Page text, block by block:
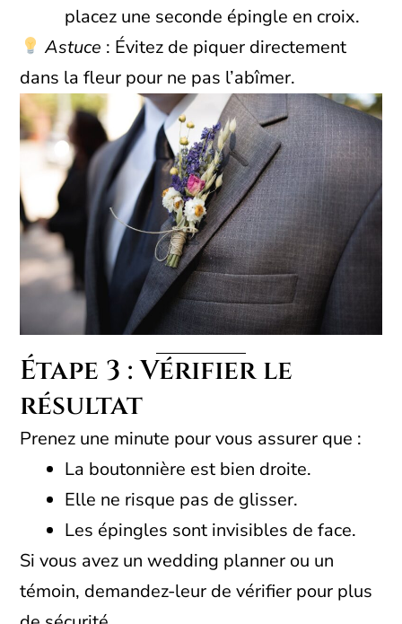
placez une seconde épingle en croix.
Astuce : Évitez de piquer directement
dans la fleur pour ne pas l’abîmer.
Étape 3 : Vérifier le
résultat
Prenez une minute pour vous assurer que :
La boutonnière est bien droite.
Elle ne risque pas de glisser.
Les épingles sont invisibles de face.
Si vous avez un wedding planner ou un
témoin, demandez-leur de vérifier pour plus